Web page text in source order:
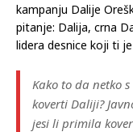
kampanju Dalije
pitanje: Dalija, crna
lidera desnice koji ti
Kako to da netko
koverti Daliji?
jesi li primila